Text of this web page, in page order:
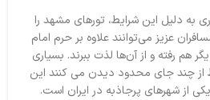
به دلیل این شرایط، تورهای مشهد را
عزیز می‌توانند علاوه بر حرم امام
هم رفته و از آن‌ها لذت ببرند. بسیاری
از چند جای محدود دیدن می کنند این
از شهرهای پرجاذبه در ایران است.